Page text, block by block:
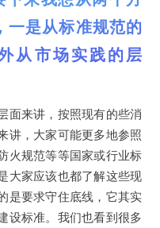
一是从标准规范的
从市场实践的层
面来讲，按照现有的些消
讲，大家可能更多地参照
火规范等等国家或行业标
大家应该也都了解这些现
是要求守住底线，它其实
设标准。我们也看到很多